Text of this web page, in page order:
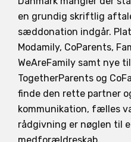
en grundig skriftlig
sæddonation indgår.
Modamily, CoParents,
WeAreFamily samt nye
TogetherParents og
finde den rette partner
kommunikation, fælles
rådgivning er nøglen til